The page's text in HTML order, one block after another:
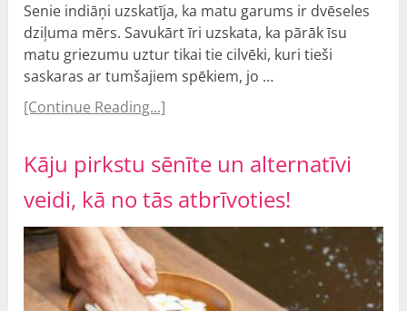
Senie indiāņi uzskatīja, ka matu garums ir dvēseles
dziļuma mērs. Savukārt īri uzskata, ka pārāk īsu
matu griezumu uztur tikai tie cilvēki, kuri tieši
saskaras ar tumšajiem spēkiem, jo …
[Continue Reading...]
Kāju pirkstu sēnīte un alternatīvi
veidi, kā no tās atbrīvoties!